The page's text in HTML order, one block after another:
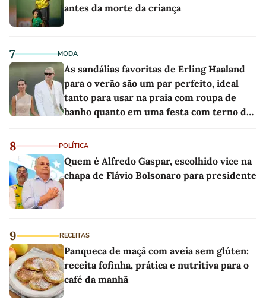
antes da morte da criança
7 MODA
As sandálias favoritas de Erling Haaland
para o verão são um par perfeito, ideal
tanto para usar na praia com roupa de
banho quanto em uma festa com terno de
8 POLÍTICA
Quem é Alfredo Gaspar, escolhido vice na
chapa de Flávio Bolsonaro para presidente
9 RECEITAS
Panqueca de maçã com aveia sem glúten:
receita fofinha, prática e nutritiva para o
café da manhã